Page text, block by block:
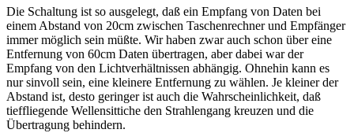
Die Schaltung ist so ausgelegt, daß ein Empfang von Daten bei
einem Abstand von 20cm zwischen Taschenrechner und Empfänger
immer möglich sein müßte. Wir haben zwar auch schon über eine
Entfernung von 60cm Daten übertragen, aber dabei war der
Empfang von den Lichtverhältnissen abhängig. Ohnehin kann es
nur sinvoll sein, eine kleinere Entfernung zu wählen. Je kleiner der
Abstand ist, desto geringer ist auch die Wahrscheinlichkeit, daß
tieffliegende Wellensittiche den Strahlengang kreuzen und die
Übertragung behindern.